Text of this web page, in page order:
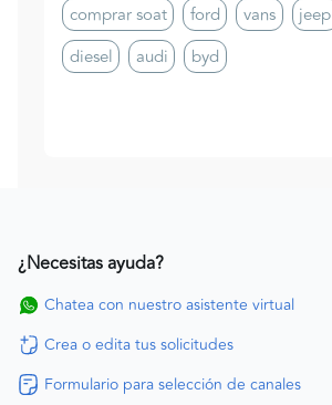
comprar soat
ford vans jeep
diesel
audi byd
¿Necesitas ayuda?
Chatea con nuestro asistente virtual
Crea o edita tus solicitudes
Formulario para selección de canales